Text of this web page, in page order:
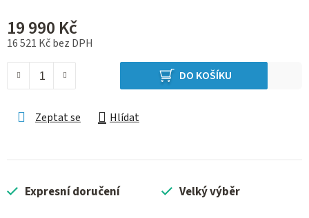
19 990 Kč
16 521 Kč bez DPH
DO KOŠÍKU
Zeptat se Hlídat
Expresní doručení Velký výběr